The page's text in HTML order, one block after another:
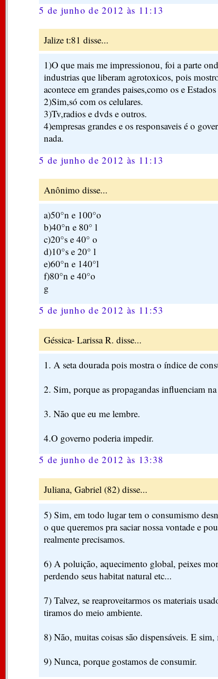
5 de junho de 2012 às 11:13
Jalize t:81 disse...
1)O que mais me impressionou, foi a parte
industrias que liberam agrotoxicos, pois
acontece em grandes paises,como os e
2)Sim,só com os celulares.
3)Tv,radios e dvds e outros.
4)empresas grandes e os responsaveis é o
nada.
5 de junho de 2012 às 11:13
Anônimo disse...
a)50°n e 100°o
b)40°n e 80° l
c)20°s e 40° o
d)10°s e 20° l
e)60°n e 140°l
f)80°n e 40°o
g
5 de junho de 2012 às 11:53
Géssica- Larissa R. disse...
1. A seta dourada pois mostra o índice de
2. Sim, porque as propagandas influenciam
3. Não que eu me lembre.
4.O governo poderia impedir.
5 de junho de 2012 às 13:38
Juliana, Gabriel (82) disse...
5) Sim, em todo lugar tem o consumismo
o que queremos pra saciar nossa vontade e
realmente precisamos.
6) A poluição, aquecimento global, peixes
perdendo seus habitat natural etc...
7) Talvez, se reaproveitarmos os materiais
tiramos do meio ambiente.
8) Não, muitas coisas são dispensáveis. E
9) Nunca, porque gostamos de consumir.